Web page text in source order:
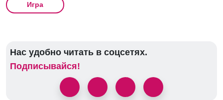
Игра
Нас удобно читать в соцсетях.
Подписывайся!